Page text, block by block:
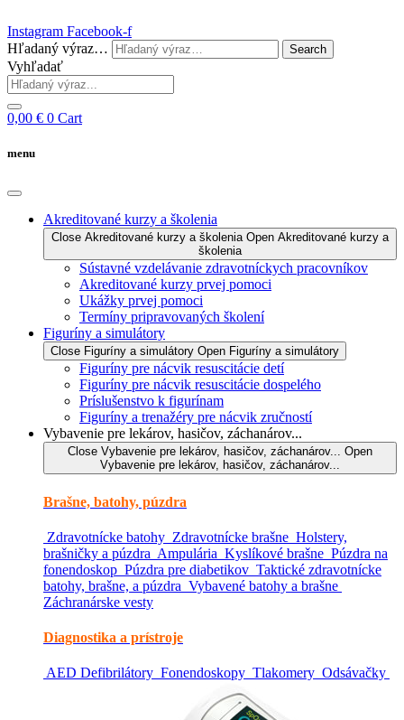
Instagram Facebook-f
Hľadaný výraz…
Search
Vyhľadať
0,00 € 0 Cart
menu
Akreditované kurzy a školenia
Close Akreditované kurzy a školenia Open Akreditované kurzy a
školenia
Sústavné vzdelávanie zdravotníckych pracovníkov
Akreditované kurzy prvej pomoci
Ukážky prvej pomoci
Termíny pripravovaných školení
Figuríny a simulátory
Close Figuríny a simulátory Open Figuríny a simulátory
Figuríny pre nácvik resuscitácie detí
Figuríny pre nácvik resuscitácie dospelého
Príslušenstvo k figurínam
Figuríny a trenažéry pre nácvik zručností
Vybavenie pre lekárov, hasičov, záchanárov...
Close Vybavenie pre lekárov, hasičov, záchanárov... Open
Vybavenie pre lekárov, hasičov, záchanárov...
Brašne, batohy, púzdra
Zdravotnícke batohy Zdravotnícke brašne Holstery,
brašničky a púzdra Ampulária Kyslíkové brašne Púzdra na
fonendoskop Púzdra pre diabetikov Taktické zdravotnícke
batohy, brašne, a púzdra Vybavené batohy a brašne
Záchranárske vesty
Diagnostika a prístroje
AED Defibrilátory Fonendoskopy Tlakomery Odsávačky